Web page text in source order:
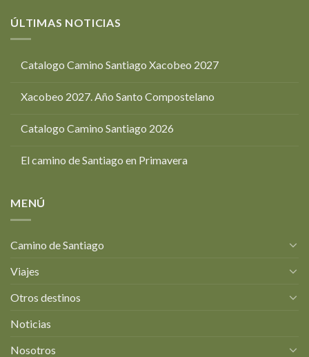
ÚLTIMAS NOTICIAS
Catalogo Camino Santiago Xacobeo 2027
Xacobeo 2027. Año Santo Compostelano
Catalogo Camino Santiago 2026
El camino de Santiago en Primavera
MENÚ
Camino de Santiago
Viajes
Otros destinos
Noticias
Nosotros